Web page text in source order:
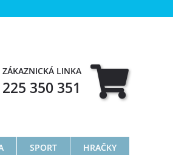
ZÁKAZNICKÁ LINKA
225 350 351
SPORT HRAČKY